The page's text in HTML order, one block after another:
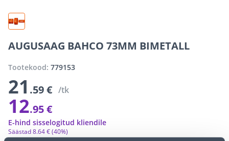
AUGUSAAG BAHCO 73MM BIMETALL
Tootekood: 779153
21 .59 € /tk
12.95 €
Säästad8.64 €(40%)
E-hind sisselogitud kliendile